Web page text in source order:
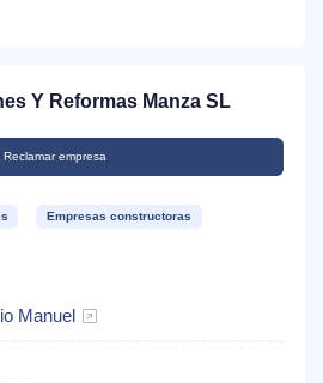
Y Reformas Manza SL
Reclamar empresa
Empresas constructoras
Manuel